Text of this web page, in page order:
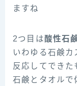
ますね
2つ目は酸性石
いわゆる石鹸カ
反応してでき
石鹸とタオルで